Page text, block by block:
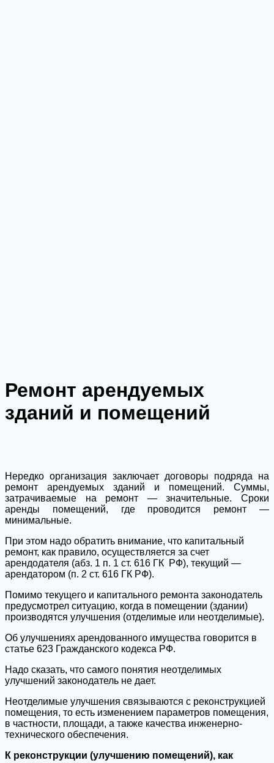
Ремонт арендуемых
зданий и помещений
Нередко организация заключает договоры подряда на
ремонт арендуемых зданий и помещений. Суммы,
затрачиваемые на ремонт — значительные. Сроки
аренды помещений, где проводится ремонт —
минимальные.
При этом надо обратить внимание, что капитальный
ремонт, как правило, осуществляется за счет
арендодателя (абз. 1 п. 1 ст. 616 ГК РФ), текущий —
арендатором (п. 2 ст. 616 ГК РФ).
Помимо текущего и капитального ремонта законодатель
предусмотрел ситуацию, когда в помещении (здании)
производятся улучшения (отделимые или неотделимые).
Об улучшениях арендованного имущества говорится в
статье 623 Гражданского кодекса РФ.
Надо сказать, что самого понятия неотделимых
улучшений законодатель не дает.
Неотделимые улучшения связываются с реконструкцией
помещения, то есть изменением параметров помещения,
в частности, площади, а также качества инженерно-
технического обеспечения.
К реконструкции (улучшению помещений), как